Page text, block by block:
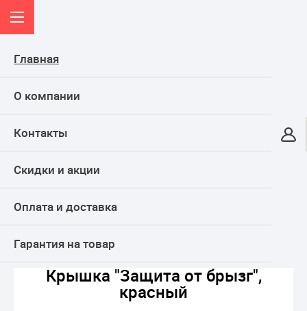
Главная
О компании
Контакты
Скидки и акции
Оплата и доставка
Гарантия на товар
Онлайн-гипермаркет
КАТАЛОГ
Все для выпечки
Крышка "Защита от брызг", красный
Крышка "Защита от брызг",
красный